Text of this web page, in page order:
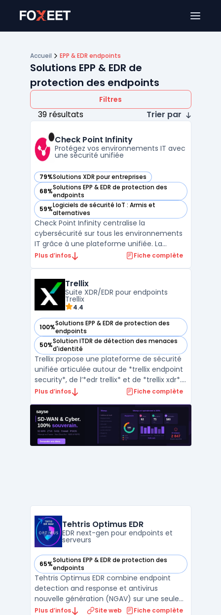
Accueil EPP & EDR endpoints
Solutions EPP & EDR de
protection des endpoints
Filtres
39 résultats Trier par
Check Point Infinity
Protégez vos environnements IT avec
une sécurité unifiée
79%Solutions XDR pour entreprises
— voir Check Point Infinity dans cette catégorie
68%Solutions EPP & EDR de protection des
endpoints
— voir Check Point Infinity dans cette catégorie
59%Logiciels de sécurité IoT : Armis et
alternatives
— voir Check Point Infinity dans cette catégorie
Check Point Infinity centralise la
cybersécurité sur tous les environnements
IT grâce à une plateforme unifiée. La
gestion de la sécurité s’effectue dans
Infinity, les entreprises ayant des
environnements hybrides ou mu ...
Plus d’infos Fiche complète
Trellix
Suite XDR/EDR pour endpoints
Trellix
4.4
100%Solutions EPP & EDR de protection des
endpoints
— voir Trellix dans cette catégorie
50%Solution ITDR de détection des menaces
d'identité
— voir Trellix dans cette catégorie
Trellix propose une plateforme de sécurité
unifiée articulée autour de *trellix endpoint
security*, de l’*edr trellix* et de *trellix xdr*.
L’objectif est de détecter, enquêter et
des télémetries endpoint, réseau, cloud et
messagerie. La suite s’adresse aux or ...
Plus d’infos Fiche complète
Tehtris Optimus EDR
EDR next-gen pour endpoints et
serveurs
65%Solutions EPP & EDR de protection des
endpoints
— voir Tehtris Optimus EDR dans cette catégorie
Tehtris Optimus EDR combine endpoint
detection and response et antivirus
nouvelle génération (NGAV) sur une seule
plateforme. La solution s'installe sur postes
Plus d’infos Site web Fiche complète